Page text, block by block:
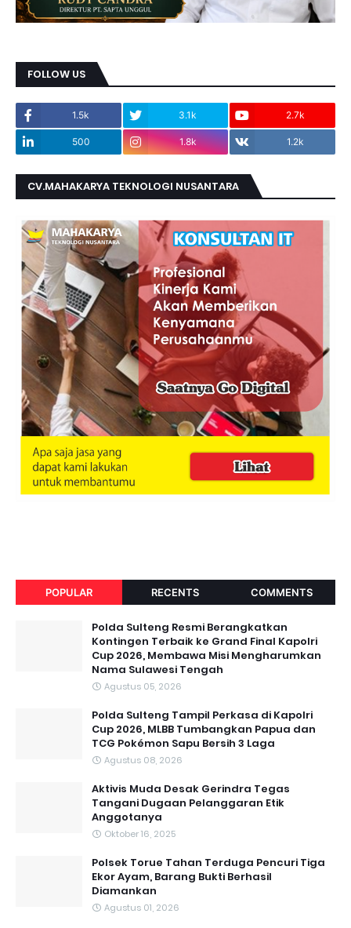
FOLLOW US
1.5k 3.1k 2.7k
500 1.8k 1.2k
CV.MAHAKARYA TEKNOLOGI NUSANTARA
POPULAR RECENTS COMMENTS
Polda Sulteng Resmi Berangkatkan
Kontingen Terbaik ke Grand Final Kapolri
Cup 2026, Membawa Misi Mengharumkan
Nama Sulawesi Tengah
Agustus 05, 2026
Polda Sulteng Tampil Perkasa di Kapolri
Cup 2026, MLBB Tumbangkan Papua dan
TCG Pokémon Sapu Bersih 3 Laga
Agustus 08, 2026
Aktivis Muda Desak Gerindra Tegas
Tangani Dugaan Pelanggaran Etik
Anggotanya
Oktober 16, 2025
Polsek Torue Tahan Terduga Pencuri Tiga
Ekor Ayam, Barang Bukti Berhasil
Diamankan
Agustus 01, 2026